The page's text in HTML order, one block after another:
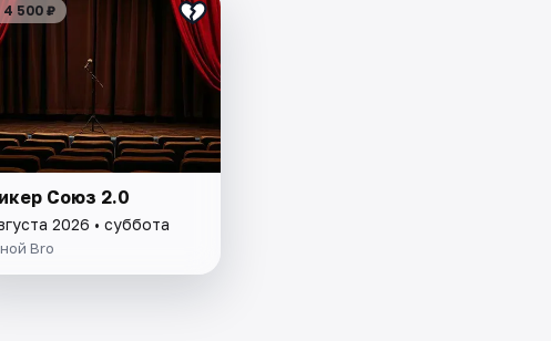
4 500 ₽
Союз 2.0
2026 • суббота
Bro